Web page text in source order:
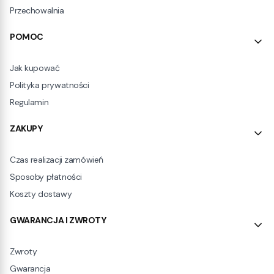
Przechowalnia
POMOC
Jak kupować
Polityka prywatności
Regulamin
ZAKUPY
Czas realizacji zamówień
Sposoby płatności
Koszty dostawy
GWARANCJA I ZWROTY
Zwroty
Gwarancja